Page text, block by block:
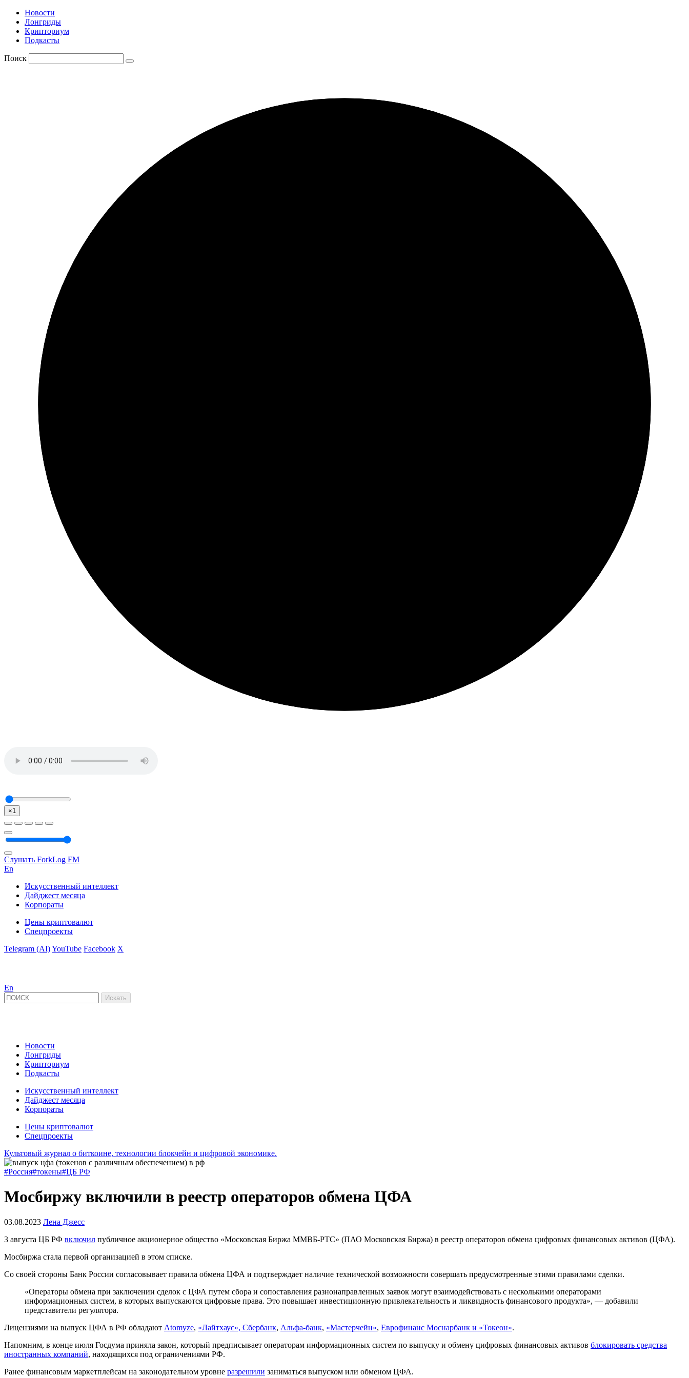
Новости
Лонгриды
Крипториум
Подкасты
Поиск
×1
Слушать ForkLog FM
En
Искусственный интеллект
Дайджест месяца
Корпораты
Цены криптовалют
Спецпроекты
Telegram (AI)YouTube Facebook X
En
Новости
Лонгриды
Крипториум
Подкасты
Искусственный интеллект
Дайджест месяца
Корпораты
Цены криптовалют
Спецпроекты
Культовый журнал о биткоине, технологии блокчейн и цифровой экономике.
#Россия#токены#ЦБ РФ
Мосбиржу включили в реестр операторов обмена ЦФА
03.08.2023 Лена Джесс
3 августа ЦБ РФ включил публичное акционерное общество «Московская Биржа ММВБ-РТС» (ПАО Московская Биржа) в реестр операторов обмена цифровых финансовых активов (ЦФА).
Мосбиржа стала первой организацией в этом списке.
Со своей стороны Банк России согласовывает правила обмена ЦФА и подтверждает наличие технической возможности совершать предусмотренные этими правилами сделки.
«Операторы обмена при заключении сделок с ЦФА путем сбора и сопоставления разнонаправленных заявок могут взаимодействовать с несколькими операторами
информационных систем, в которых выпускаются цифровые права. Это повышает инвестиционную привлекательность и ликвидность финансового продукта», — добавили
представители регулятора.
Лицензиями на выпуск ЦФА в РФ обладают Atomyze, «Лайтхаус», Сбербанк, Альфа-банк, «Мастерчейн», Еврофинанс Моснарбанк и «Токеон».
Напомним, в конце июля Госдума приняла закон, который предписывает операторам информационных систем по выпуску и обмену цифровых финансовых активов блокировать средства
иностранных компаний, находящихся под ограничениями РФ.
Ранее финансовым маркетплейсам на законодательном уровне разрешили заниматься выпуском или обменом ЦФА.